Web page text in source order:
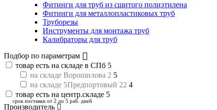
Фитинги для труб из сшитого полиэтилена
Фитинги для металлопластиковых труб
Труборезы
Инструменты для монтажа труб
Калибраторы для труб
Подбор по параметрам
товар есть на складе в СПб 5
на складе Ворошилова 2 5
на складе 5Предпортовый 22 4
товар есть на центр.складе 5
срок поставки от 2 до 5 раб. дней
Производитель